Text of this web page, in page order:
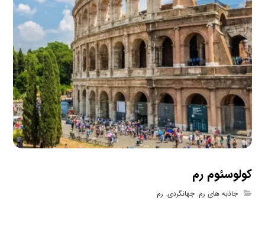
کولوسئوم رم
جاذبه های رم,جهانگردی, رم